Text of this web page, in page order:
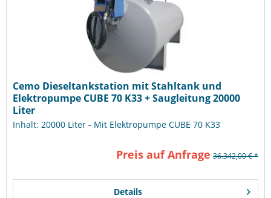
Cemo Dieseltankstation mit Stahltank und
Elektropumpe CUBE 70 K33 + Saugleitung 20000
Liter
Inhalt: 20000 Liter - Mit Elektropumpe CUBE 70 K33
Preis auf Anfrage 36.342,00 € *
Details